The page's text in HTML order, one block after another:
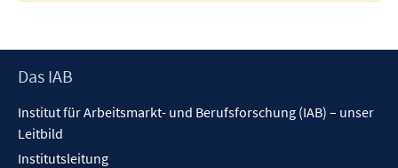
Footer
Das IAB
Institut für Arbeitsmarkt- und Berufsforschung (IAB) – unser
Leitbild
Institutsleitung